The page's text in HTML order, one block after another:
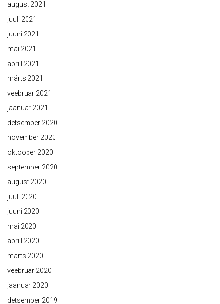
august 2021
juuli 2021
juuni 2021
mai 2021
aprill 2021
märts 2021
veebruar 2021
jaanuar 2021
detsember 2020
november 2020
oktoober 2020
september 2020
august 2020
juuli 2020
juuni 2020
mai 2020
aprill 2020
märts 2020
veebruar 2020
jaanuar 2020
detsember 2019